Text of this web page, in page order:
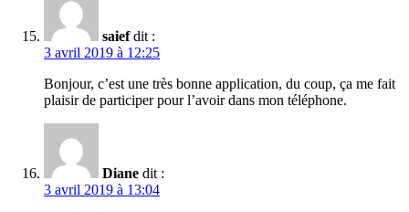
saief dit :
3 avril 2019 à 12:25
Bonjour, c’est une très bonne application, du coup, ça me fait
plaisir de participer pour l’avoir dans mon téléphone.
Diane dit :
3 avril 2019 à 13:04